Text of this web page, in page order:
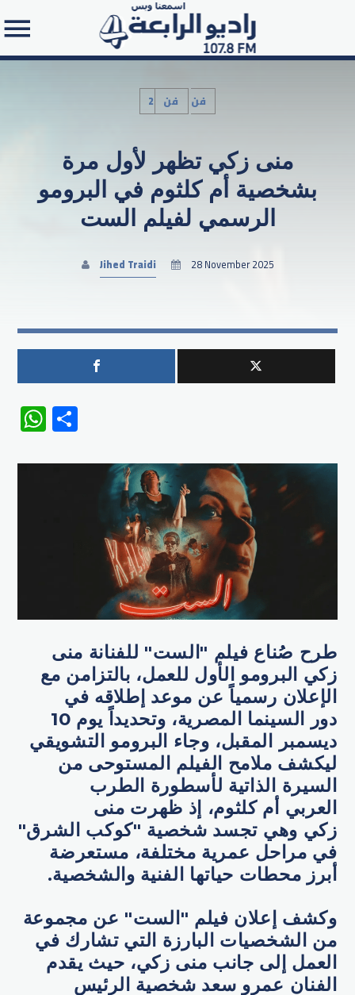
Search in the website:
2فن فن
منى زكي تظهر لأول مرة
بشخصية أم كلثوم في البرومو
الرسمي لفيلم الست
Jihed Traidi 28 November 2025
WhatsApp
طرح صُناع فيلم "الست" للفنانة منى
زكي البرومو الأول للعمل، بالتزامن مع
الإعلان رسمياً عن موعد إطلاقه في
دور السينما المصرية، وتحديداً يوم 10
ديسمبر المقبل، وجاء البرومو التشويقي
ليكشف ملامح الفيلم المستوحى من
السيرة الذاتية لأسطورة الطرب
العربي أم كلثوم، إذ ظهرت منى
زكي وهي تجسد شخصية "كوكب الشرق"
في مراحل عمرية مختلفة، مستعرضة
أبرز محطات حياتها الفنية والشخصية.
وكشف إعلان فيلم "الست" عن مجموعة
من الشخصيات البارزة التي تشارك في
العمل إلى جانب منى زكي، حيث يقدم
الفنان عمرو سعد شخصية الرئيس